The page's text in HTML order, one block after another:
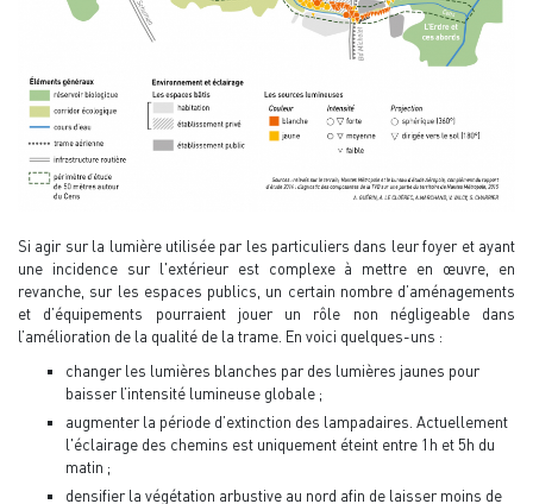
Si agir sur la lumière utilisée par les particuliers dans leur foyer et ayant
une incidence sur l'extérieur est complexe à mettre en œuvre, en
revanche, sur les espaces publics, un certain nombre d’aménagements
et d’équipements pourraient jouer un rôle non négligeable dans
l’amélioration de la qualité de la trame. En voici quelques-uns :
changer les lumières blanches par des lumières jaunes pour
baisser l’intensité lumineuse globale ;
augmenter la période d’extinction des lampadaires. Actuellement
l'éclairage des chemins est uniquement éteint entre 1h et 5h du
matin ;
densifier la végétation arbustive au nord afin de laisser moins de